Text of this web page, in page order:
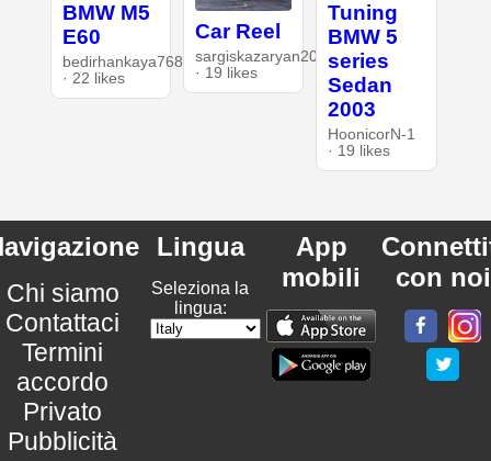
BMW M5
E60
bedirhankaya7682
· 22 likes
Car Reel
sargiskazaryan2008
· 19 likes
Tuning
BMW 5
series
Sedan
2003
HoonicorN-1
· 19 likes
Chi siamo
Contattaci
Termini
accordo
Privato
Pubblicità
Lingua
Seleziona la
lingua:
App
mobili
con noi